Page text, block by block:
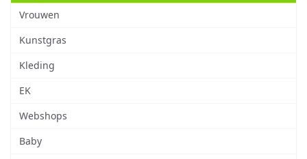
Vrouwen
Kunstgras
Kleding
EK
Webshops
Baby